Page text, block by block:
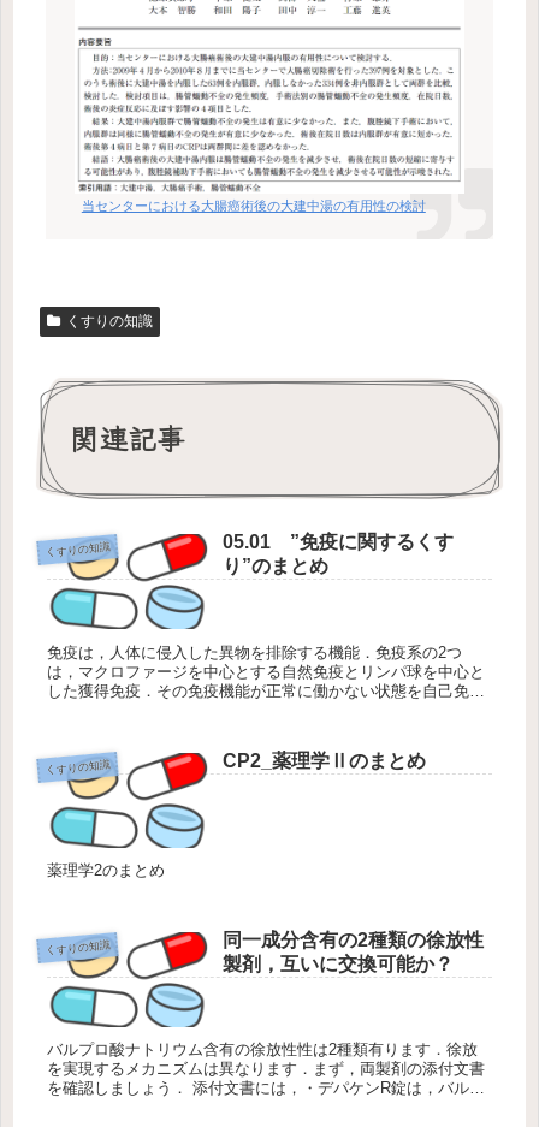
当センターにおける大腸癌術後の大建中湯の有用性の検討
くすりの知識
関連記事
くすりの知識
05.01 ”免疫に関するくす
り”のまとめ
免疫は，人体に侵入した異物を排除する機能．免疫系の2つ
は，マクロファージを中心とする自然免疫とリンパ球を中心と
した獲得免疫．その免疫機能が正常に働かない状態を自己免疫
くすりの知識 CP2_薬理学Ⅱのまとめ
薬理学2のまとめ
くすりの知識
同一成分含有の2種類の徐放性
製剤，互いに交換可能か？
バルプロ酸ナトリウム含有の徐放性性は2種類有ります．徐放
を実現するメカニズムは異なります．まず，両製剤の添付文書
を確認しましょう． 添付文書には，・デパケンR錠は，バルプ